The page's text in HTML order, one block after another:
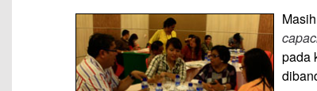
pada